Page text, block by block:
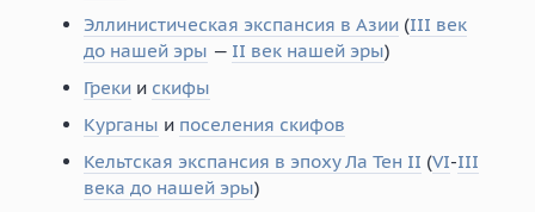
Эллинистическая экспансия в Азии (III век
до нашей эры — II век нашей эры)
Греки и скифы
Курганы и поселения скифов
Кельтская экспансия в эпоху Ла Тен II (VI-III
века до нашей эры)